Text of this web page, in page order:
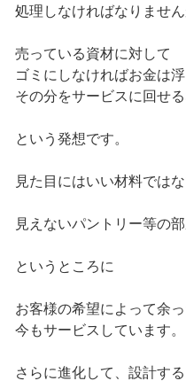
処理しなければなりません
売っている資材に対して
ゴミにしなければお金は浮
その分をサービスに回せる
という発想です。
見た目にはいい材料では
見えないパントリー等の
というところに
お客様の希望によって余
今もサービスしています。
さらに進化して、設計す